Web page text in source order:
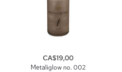
Metaliglow no. 002
CA$19,00